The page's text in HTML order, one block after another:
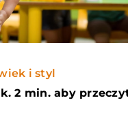
i styl
2 min. aby